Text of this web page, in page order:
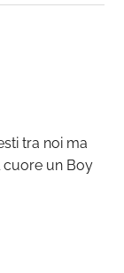
tra noi ma
cuore un Boy